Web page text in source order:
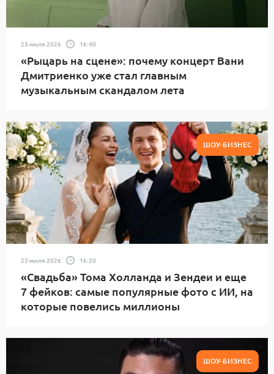
23 июля 2026 16:40
«Рыцарь на сцене»: почему концерт Вани
Дмитриенко уже стал главным
музыкальным скандалом лета
ШОУ-БИЗНЕС
23 июля 2026 16:20
«Свадьба» Тома Холланда и Зендеи и еще
7 фейков: самые популярные фото с ИИ, на
которые повелись миллионы
ШОУ-БИЗНЕС